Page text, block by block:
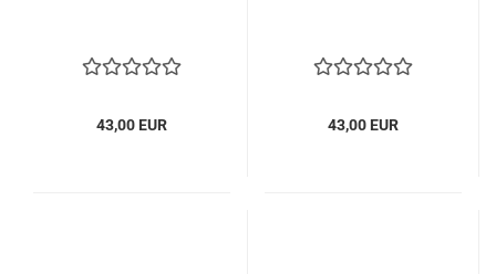
43,00 EUR 43,00 EUR